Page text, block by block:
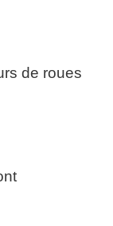
de roues